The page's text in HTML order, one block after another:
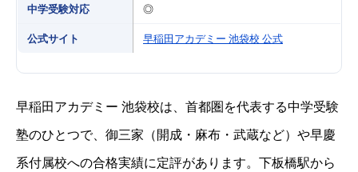
中学受験対応 ◎
公式サイト 早稲田アカデミー 池袋校 公式
早稲田アカデミー 池袋校は、首都圏を代表する中学受験
塾のひとつで、御三家（開成・麻布・武蔵など）や早慶
系付属校への合格実績に定評があります。下板橋駅から